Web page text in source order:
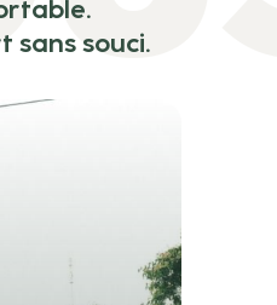
sans souci.